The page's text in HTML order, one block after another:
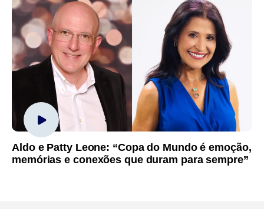
Aldo e Patty Leone: “Copa do Mundo é emoção,
memórias e conexões que duram para sempre”